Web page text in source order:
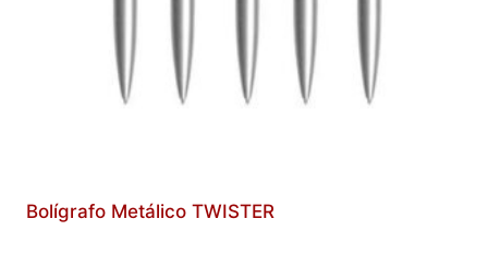
Bolígrafo Metálico TWISTER